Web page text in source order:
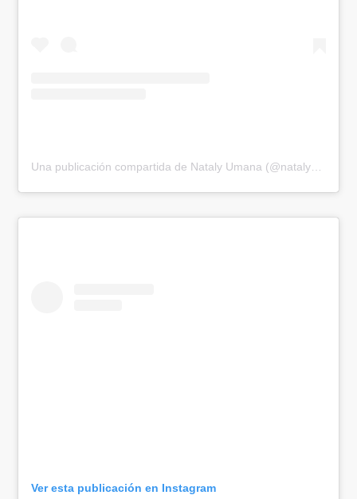
Ver esta publicación en Instagram